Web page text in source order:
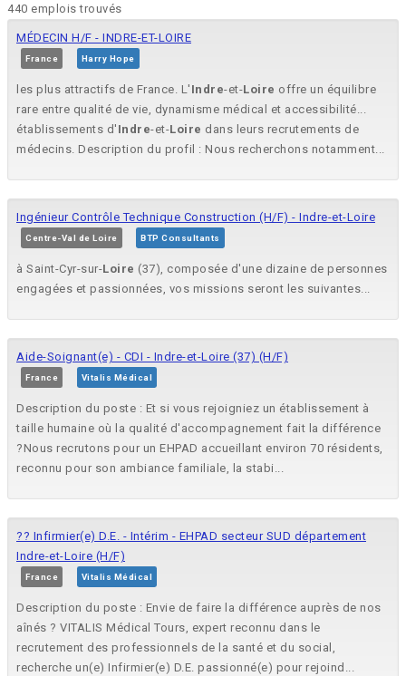
440 emplois trouvés
MÉDECIN H/F - INDRE-ET-LOIRE
France Harry Hope
les plus attractifs de France. L' Indre-et-Loire offre un équilibre
rare entre qualité de vie, dynamisme médical et accessibilité...
établissements d' Indre-et-Loire dans leurs recrutements de
médecins. Description du profil : Nous recherchons notamment...
Ingénieur Contrôle Technique Construction (H/F) - Indre-et-Loire
Centre-Val de Loire BTP Consultants
à Saint-Cyr-sur-Loire (37), composée d'une dizaine de personnes
engagées et passionnées, vos missions seront les suivantes...
Aide-Soignant(e) - CDI - Indre-et-Loire (37) (H/F)
France Vitalis Médical
Description du poste : Et si vous rejoigniez un établissement à
taille humaine où la qualité d'accompagnement fait la différence
?Nous recrutons pour un EHPAD accueillant environ 70 résidents,
reconnu pour son ambiance familiale, la stabi...
?? Infirmier(e) D.E. - Intérim - EHPAD secteur SUD département
Indre-et-Loire (H/F)
France Vitalis Médical
Description du poste : Envie de faire la différence auprès de nos
aînés ? VITALIS Médical Tours, expert reconnu dans le
recrutement des professionnels de la santé et du social,
recherche un(e) Infirmier(e) D.E. passionné(e) pour rejoind...